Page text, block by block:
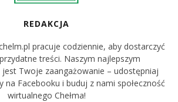
REDAKCJA
pracuje codziennie, aby dostarczyć
treści. Naszym najlepszym
Twoje zaangażowanie – udostępniaj
na Facebooku i buduj z nami społeczność
wirtualnego Chełma!